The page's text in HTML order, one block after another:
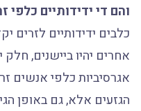
והם די ידידותיים כלפי
כלבים ידידותיים לזרים
אחרים יהיו ביישנים, חלק
אגרסיביות כלפי אנשים
הגזעים אלא, גם באופן